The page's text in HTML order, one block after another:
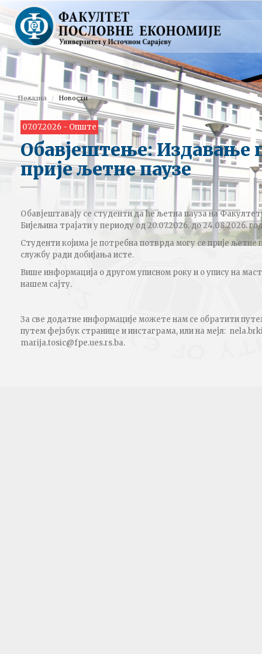
Полазна Новости
07.07.2026 - Опште
Обавјештење: Издавање
прије љетне паузе
Обавјештавају се студенти да ће љетна пауза на
Бијељина трајати у периоду од 20.07.2026. до 24.08.2026.
Студенти којима је потребна потврда могу се прије љетне
службу ради добијања исте.
Више информација о другом уписном року и о упису на
нашем сајту.
За све додатне информације можете нам се обратити
путем фејзбук странице и инстаграма, или на мејл:
marija.tosic@fpe.ues.rs.ba.